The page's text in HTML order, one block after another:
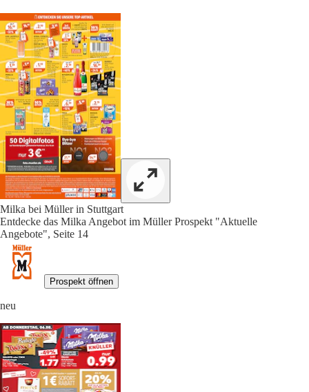
Milka bei Müller in Stuttgart
Entdecke das Milka Angebot im Müller Prospekt "Aktuelle
Angebote", Seite 14
Prospekt öffnen
neu